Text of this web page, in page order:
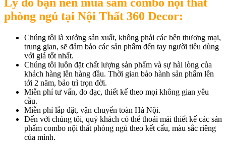
phòng ngủ tại Nội Thất 360 Decor:
Chúng tôi là xưởng sản xuất, không phải các bên thương mại,
trung gian, sẽ đảm bảo các sản phẩm đến tay người tiêu dùng
với giá tốt nhất.
Chúng tôi luôn đặt chất lượng sản phẩm và sự hài lòng của
khách hàng lên hàng đầu. Thời gian bảo hành sản phẩm lên
tới 2 năm, bảo trì trọn đời.
Miễn phí tư vấn, đo đạc, thiết kế theo mọi không gian yêu
cầu.
Miễn phí lắp đặt, vận chuyển toàn Hà Nội.
Đến với chúng tôi, quý khách có thể thoải mái thiết kế các sản
phẩm combo nội thất phòng ngủ theo kết cấu, màu sắc riêng
của mình.